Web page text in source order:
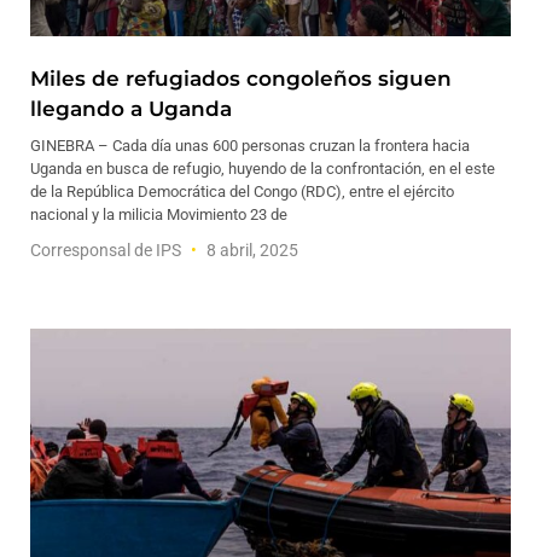
Miles de refugiados congoleños siguen
llegando a Uganda
GINEBRA – Cada día unas 600 personas cruzan la frontera hacia
Uganda en busca de refugio, huyendo de la confrontación, en el este
de la República Democrática del Congo (RDC), entre el ejército
nacional y la milicia Movimiento 23 de
Corresponsal de IPS 8 abril, 2025